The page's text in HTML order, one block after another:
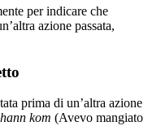
per indicare che
azione passata,
prima di un’altra azione
kom (Avevo mangiato